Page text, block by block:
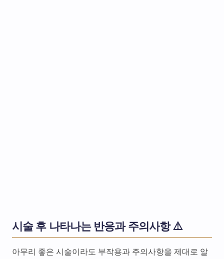
시술 후 나타나는 반응과 주의사항 ⚠️
아무리 좋은 시술이라도 부작용과 주의사항을 제대로 알